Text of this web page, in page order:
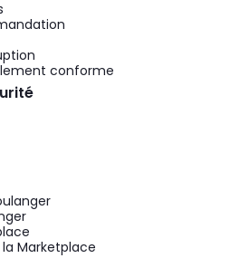
conforme
Marketplace